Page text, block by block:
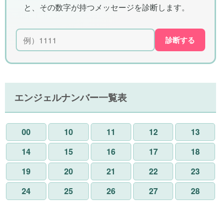
と、その数字が持つメッセージを診断します。
診断する
エンジェルナンバー一覧表
00 10 11 12
13
14
15 16 17
18
19
20 21 22
23
24
25 26 27 28